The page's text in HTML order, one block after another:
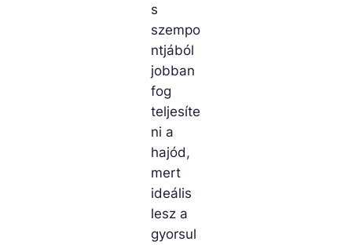
s
szempo
ntjából
jobban
fog
teljesíte
ni a
hajód,
mert
ideális
lesz a
gyorsul